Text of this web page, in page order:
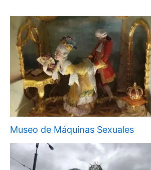
Museo de Máquinas Sexuales